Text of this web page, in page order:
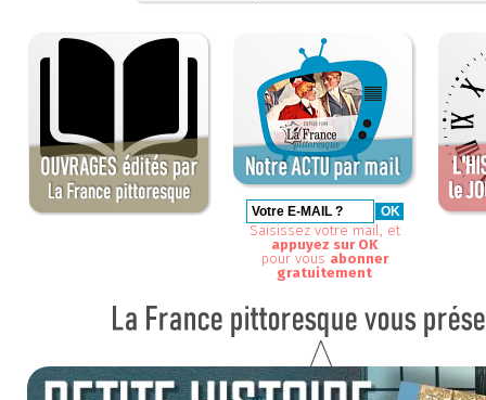
Saisissez votre mail, et
appuyez sur OK
pour vous abonner
gratuitement